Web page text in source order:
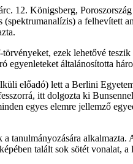
12. Königsberg,
(spektrumanalízis) a
ezek lehetővé
egyenleteket általánosította
előadó) lett a Berlini
itt dolgozta ki
egyes elemre jellemző
tanulmányozására
talált sok sötét vonalat,